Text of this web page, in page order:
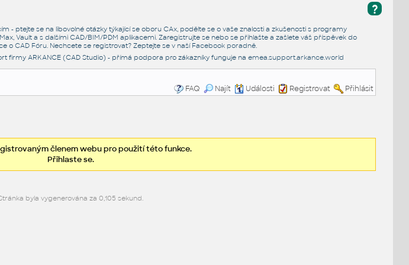
?
- ptejte se na libovolné otázky týkající se oboru CAx, podělte se o vaše znalosti a zkušenosti s programy
Vault a s dalšími CAD/BIM/PDM aplikacemi. Zaregistrujte se nebo se přihlašte a zašlete váš příspěvek do
o CAD Fóru. Nechcete se registrovat? Zeptejte se v naší Facebook poradně.
firmy ARKANCE (CAD Studio) - přímá podpora pro zákazníky funguje na emea.support.arkance.world
FAQ
Najít Události Registrovat Přihlásit
členem webu pro použití této funkce.
Přihlaste se.
byla vygenerována za 0,105 sekund.